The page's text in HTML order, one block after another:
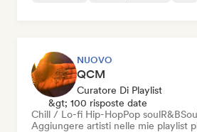
NUOVO
QCM
Curatore Di Playlist
&gt; 100 risposte date
Chill / Lo-fi Hip-HopPop soulR&B
Aggiungere artisti nelle mie playlist